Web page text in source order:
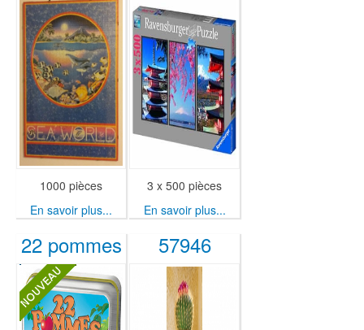
1000 pièces
En savoir plus...
3 x 500 pièces
En savoir plus...
22 pommes 57946